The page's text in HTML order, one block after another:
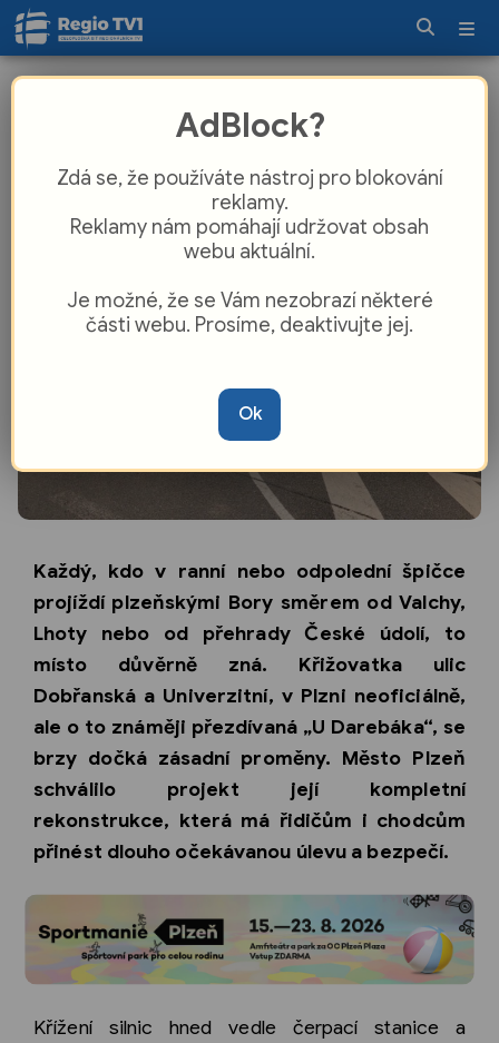
kolon. Křižovatka „U Darebáka“ na
Každý, kdo v ranní nebo odpolední špičce
projíždí plzeňskými Bory směrem od Valchy,
Lhoty nebo od přehrady České údolí, to
místo důvěrně zná. Křižovatka ulic
Dobřanská a Univerzitní, v Plzni neoficiálně,
ale o to známěji přezdívaná „U Darebáka“, se
brzy dočká zásadní proměny. Město Plzeň
schválilo projekt její kompletní
rekonstrukce, která má řidičům i chodcům
přinést dlouho očekávanou úlevu a bezpečí.
Křížení silnic hned vedle čerpací stanice a
AdBlock?
Zdá se, že používáte nástroj pro blokování
reklamy.
Reklamy nám pomáhají udržovat obsah
webu aktuální.
Je možné, že se Vám nezobrazí některé
části webu. Prosíme, deaktivujte jej.
Ok